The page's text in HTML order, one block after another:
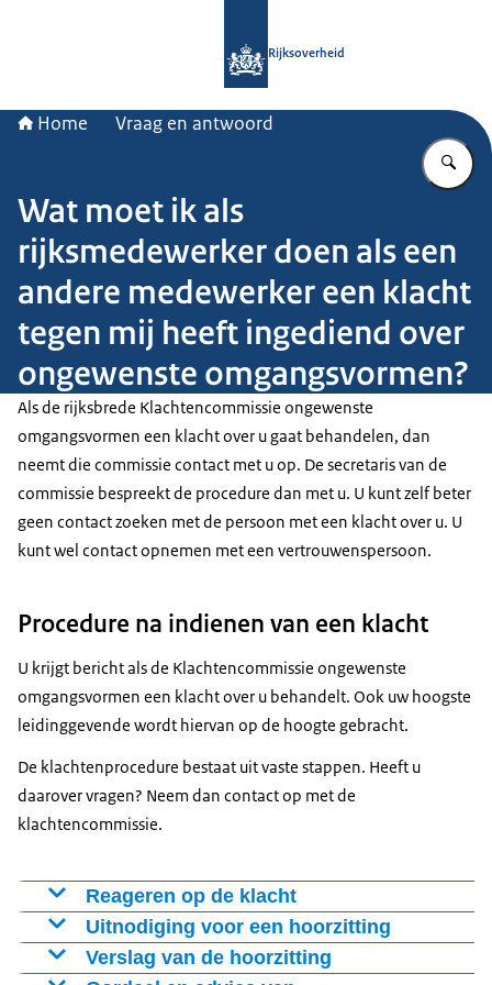
Rijksoverheid
Home Vraag en antwoord
Wat moet ik als
rijksmedewerker doen als een
andere medewerker een klacht
tegen mij heeft ingediend over
ongewenste omgangsvormen?
Als de rijksbrede Klachtencommissie ongewenste
omgangsvormen een klacht over u gaat behandelen, dan
neemt die commissie contact met u op. De secretaris van de
commissie bespreekt de procedure dan met u. U kunt zelf beter
geen contact zoeken met de persoon met een klacht over u. U
kunt wel contact opnemen met een vertrouwenspersoon.
Procedure na indienen van een klacht
U krijgt bericht als de Klachtencommissie ongewenste
omgangsvormen een klacht over u behandelt. Ook uw hoogste
leidinggevende wordt hiervan op de hoogte gebracht.
De klachtenprocedure bestaat uit vaste stappen. Heeft u
daarover vragen? Neem dan contact op met de
klachtencommissie.
Reageren op de klacht
U krijgt een kopie van de klacht en kunt daar schriftelijk
op reageren. De persoon die geklaagd heeft, krijgt uw
Uitnodiging voor een hoorzitting
De klachtencommissie nodigt u en de klager, per e-mail
Verslag van de hoorzitting